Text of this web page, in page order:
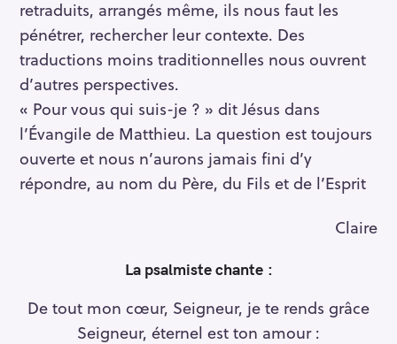
retraduits, arrangés même, ils nous faut les
pénétrer, rechercher leur contexte. Des
traductions moins traditionnelles nous ouvrent
d’autres perspectives.
« Pour vous qui suis-je ? » dit Jésus dans
l’Évangile de Matthieu. La question est toujours
ouverte et nous n’aurons jamais fini d’y
répondre, au nom du Père, du Fils et de l’Esprit
Claire
La psalmiste chante :
De tout mon cœur, Seigneur, je te rends grâce
Seigneur, éternel est ton amour :